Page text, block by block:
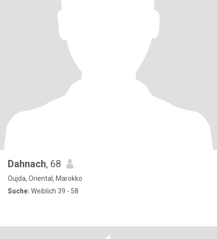
Dahnach, 68
Oujda, Oriental, Marokko
Suche: Weiblich 39 - 58